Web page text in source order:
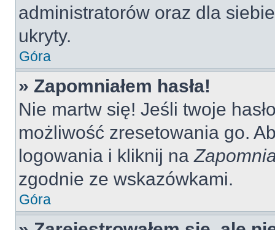
administratorów oraz dla
ukryty.
Góra
» Zapomniałem hasła!
Nie martw się! Jeśli twoje
możliwość zresetowania go.
logowania i kliknij na
zgodnie ze wskazówkami.
Góra